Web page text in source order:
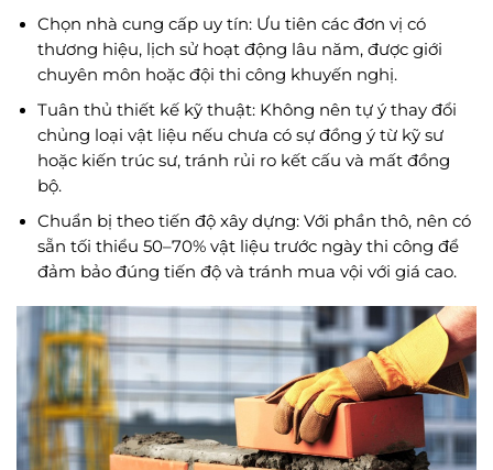
Chọn nhà cung cấp uy tín: Ưu tiên các đơn vị có
thương hiệu, lịch sử hoạt động lâu năm, được giới
chuyên môn hoặc đội thi công khuyến nghị.
Tuân thủ thiết kế kỹ thuật: Không nên tự ý thay đổi
chủng loại vật liệu nếu chưa có sự đồng ý từ kỹ sư
hoặc kiến trúc sư, tránh rủi ro kết cấu và mất đồng
bộ.
Chuẩn bị theo tiến độ xây dựng: Với phần thô, nên có
sẵn tối thiểu 50–70% vật liệu trước ngày thi công để
đảm bảo đúng tiến độ và tránh mua vội với giá cao.